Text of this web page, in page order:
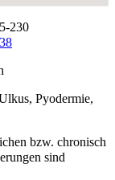
230
Pyodermie,
bzw. chronisch
sind